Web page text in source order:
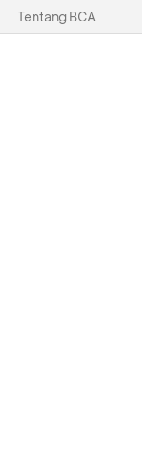
Tentang BCA